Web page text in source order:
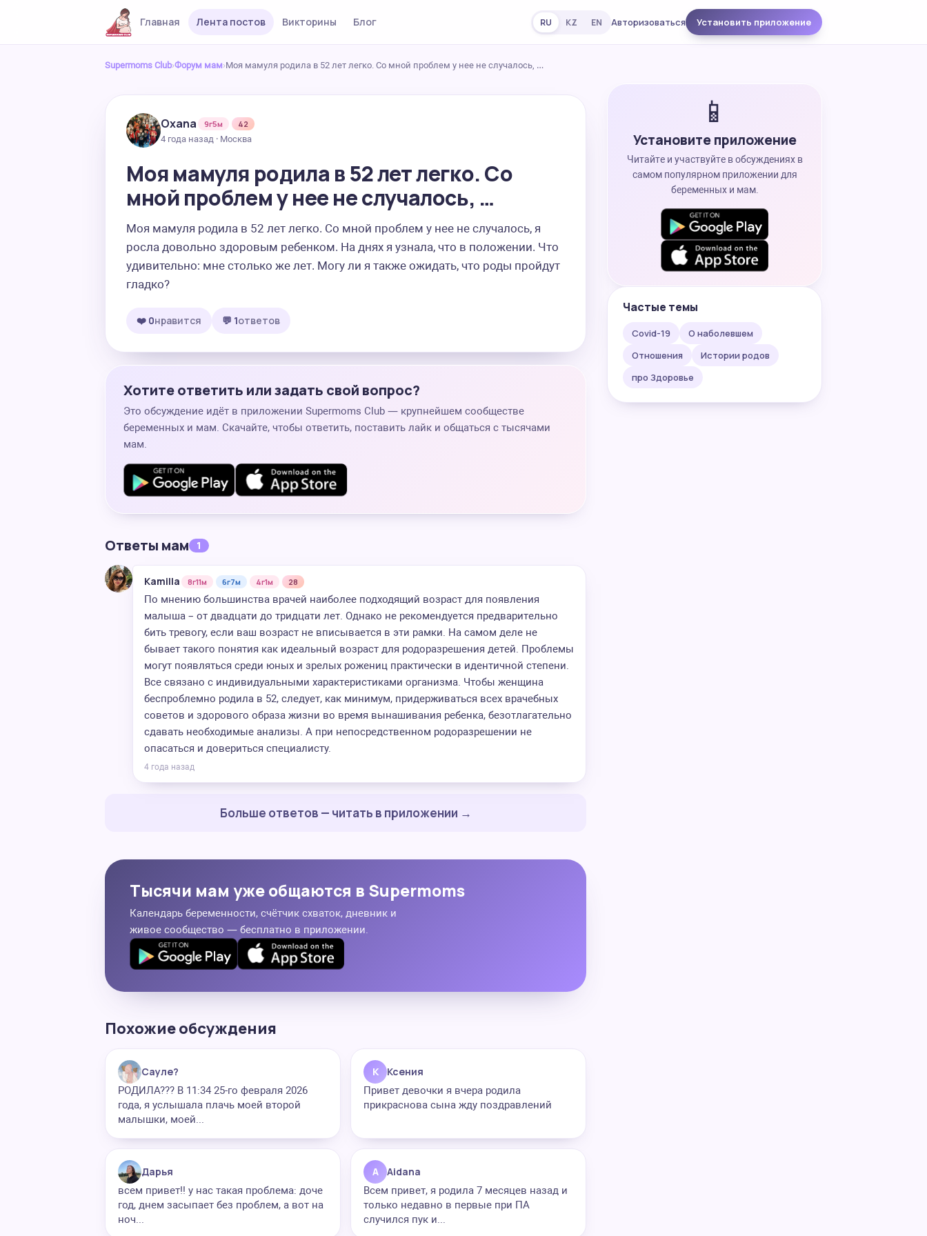
Главная Лента постов Викторины Блог RU KZ EN Авторизоваться Установить приложение
Supermoms Club›Форум мам›Моя мамуля родила в 52 лет легко. Со мной проблем у нее не случалось, …
Oxana 9г5м
42
4 года назад · Москва
Моя мамуля родила в 52 лет легко. Со
мной проблем у нее не случалось, …
Моя мамуля родила в 52 лет легко. Со мной проблем у нее не случалось, я
росла довольно здоровым ребенком. На днях я узнала, что в положении. Что
удивительно: мне столько же лет. Могу ли я также ожидать, что роды пройдут
гладко?
❤️ 0нравится 💬 1ответов
Хотите ответить или задать свой вопрос?
Это обсуждение идёт в приложении Supermoms Club — крупнейшем сообществе
беременных и мам. Скачайте, чтобы ответить, поставить лайк и общаться с тысячами
мам.
Ответы мам 1
Kamilla 8г11м 6г7м 4г1м 28
По мнению большинства врачей наиболее подходящий возраст для появления
малыша – от двадцати до тридцати лет. Однако не рекомендуется предварительно
бить тревогу, если ваш возраст не вписывается в эти рамки. На самом деле не
бывает такого понятия как идеальный возраст для родоразрешения детей. Проблемы
могут появляться среди юных и зрелых рожениц практически в идентичной степени.
Все связано с индивидуальными характеристиками организма. Чтобы женщина
беспроблемно родила в 52, следует, как минимум, придерживаться всех врачебных
советов и здорового образа жизни во время вынашивания ребенка, безотлагательно
сдавать необходимые анализы. А при непосредственном родоразрешении не
опасаться и довериться специалисту.
4 года назад
Больше ответов — читать в приложении →
Тысячи мам уже общаются в Supermoms
Календарь беременности, счётчик схваток, дневник и
живое сообщество — бесплатно в приложении.
Похожие обсуждения
Сауле?
РОДИЛА??? В 11:34 25-го февраля 2026
года, я услышала плачь моей второй
малышки, моей...
К Ксения
Привет девочки я вчера родила
прикраснова сына жду поздравлений
Дарья
всем привет!! у нас такая проблема: доче
год, днем засыпает без проблем, а вот на
ноч...
A Aidana
Всем привет, я родила 7 месяцев назад и
только недавно в первые при ПА
случился пук и...
📱
Установите приложение
Читайте и участвуйте в обсуждениях в
самом популярном приложении для
беременных и мам.
Частые темы
Covid-19
О наболевшем
Отношения
Истории родов
про Здоровье